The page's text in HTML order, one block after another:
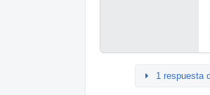
1 respuesta